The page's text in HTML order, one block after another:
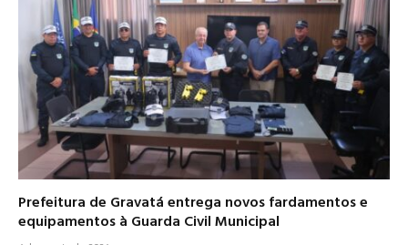
Prefeitura de Gravatá entrega novos fardamentos e
equipamentos à Guarda Civil Municipal